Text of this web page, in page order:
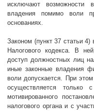
исключают
владения помимо воли
основаниях.
Законом (пункт 37 статьи 4)
Налогового кодекса. В
доступ должностных лиц
иные законные владения
воли допускается. При
осуществляется только
мотивированного
налогового органа и с